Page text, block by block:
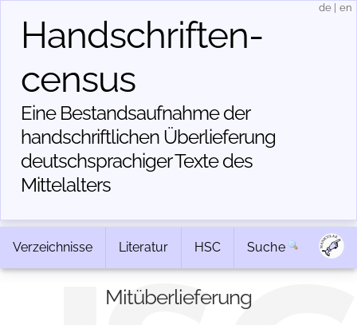
Handschriften­
census
Eine Bestandsaufnahme der
handschriftlichen Über­lieferung
deutschsprachiger Texte des
Mittelalters
de en
Verzeichnisse Literatur HSC Suche
Mitüberlieferung